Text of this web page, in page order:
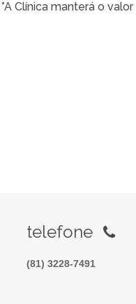
*A Clínica manterá o
telefone
(81) 3228-7491